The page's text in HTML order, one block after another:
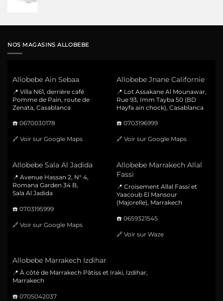
NOS MAGASINS ALLOBEBE
Allobebe Ain Sebaa
📍 Villa N61, derrière café
Pomme de Pain, route de
Zenata, Casablanca
☎️ 0670030178
🔗 Voir sur Google Maps
Allobebe Jnane Californie
📍 Lot Assakane Al Mounawar,
Rue 93, Imm Tayba 50 (BD
Hayfa ain chock), Casablanca
☎️ 0703196999
🔗 Voir sur Google Maps
Allobebe Sala Al Jadida
📍 Avenue Hassan 2, N° 4,
Romana Garden 34 B,
Sala Al Jadida
☎️ 0703195999
🔗 Voir sur Google Maps
Allobebe Marrakech Allal
Fassi
📍 Croisement Allal Fassi et
Yaacoub El Mansour
(Majorelle), Marrakech
☎️ 0659321545
🔗 Voir sur Waze
Allobebe Marrakech Izdihar
📍 À côté de Marrakech Pâtiss et Iraki, Izdihar,
Marrakech
☎️ 0705042037